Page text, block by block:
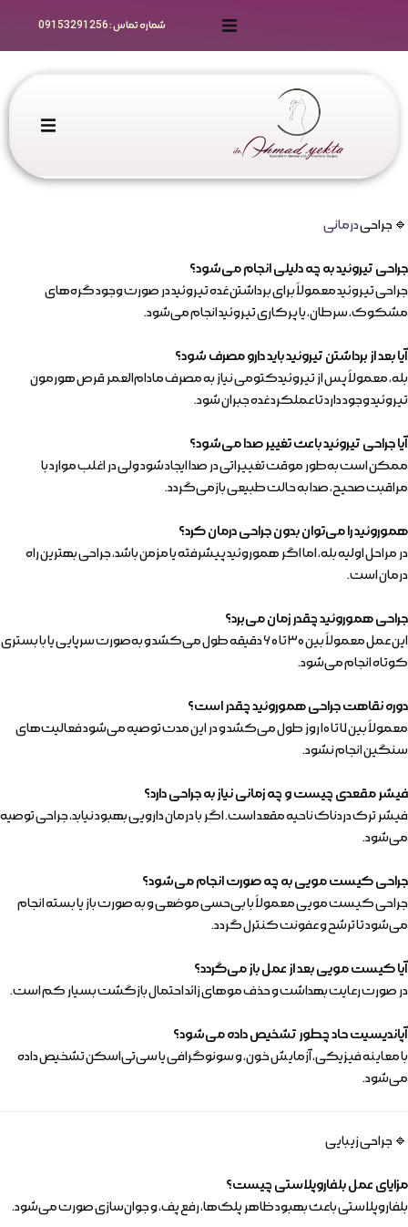
راهنمای رزرو
سوالات متداول زیباجویان
مقالات علمی و تخصصی
سوالات متداول تخصصی
فرم ثبت نهایی جراحی
شماره تماس : 09153291256
خدمات جراحی
نوبت دهی
مراقبت های قبل و بعد عمل
ثبت‌نام همکاران
نظرات زیباجویان
کلینیک دکتر احمد یکتا
🔹 جراحیدرمانی
جراحی تیروئید به چه دلیلی انجام می‌شود؟
جراحی تیروئید معمولاً برای برداشتن غده تیروئید در صورت وجود گره‌های
مشکوک، سرطان، یا پرکاری تیروئید انجام می‌شود.
آیا بعد از برداشتن تیروئید باید دارو مصرف شود؟
بله، معمولاً پس از تیروئیدکتومی نیاز به مصرف مادام‌العمر قرص هورمون
تیروئید وجود دارد تا عملکرد غده جبران شود.
آیا جراحی تیروئید باعث تغییر صدا می‌شود؟
ممکن است به‌طور موقت تغییراتی در صدا ایجاد شود ولی در اغلب موارد با
مراقبت صحیح، صدا به حالت طبیعی بازمی‌گردد.
هموروئید را می‌توان بدون جراحی درمان کرد؟
در مراحل اولیه بله، اما اگر هموروئید پیشرفته یا مزمن باشد، جراحی بهترین راه
درمان است.
جراحی هموروئید چقدر زمان می‌برد؟
این عمل معمولاً بین ۳۰ تا ۶۰ دقیقه طول می‌کشد و به‌صورت سرپایی یا با بستری
کوتاه انجام می‌شود.
دوره نقاهت جراحی هموروئید چقدر است؟
معمولاً بین ۷ تا ۱۰ روز طول می‌کشد و در این مدت توصیه می‌شود فعالیت‌های
سنگین انجام نشود.
فیشر مقعدی چیست و چه زمانی نیاز به جراحی دارد؟
فیشر ترک دردناک ناحیه مقعد است. اگر با درمان دارویی بهبود نیابد، جراحی توصیه
می‌شود.
جراحی کیست مویی به چه صورت انجام می‌شود؟
جراحی کیست مویی معمولاً با بی‌حسی موضعی و به صورت باز یا بسته انجام
می‌شود تا ترشح و عفونت کنترل گردد.
آیا کیست مویی بعد از عمل باز می‌گردد؟
در صورت رعایت بهداشت و حذف موهای زائد احتمال بازگشت بسیار کم است.
آپاندیسیت حاد چطور تشخیص داده می‌شود؟
با معاینه فیزیکی، آزمایش خون، و سونوگرافی یا سی‌تی‌اسکن تشخیص داده
می‌شود.
🔹 جراحی زیبایی
مزایای عمل بلفاروپلاستی چیست؟
بلفاروپلاستی باعث بهبود ظاهر پلک‌ها، رفع پف، و جوان‌سازی صورت می‌شود.